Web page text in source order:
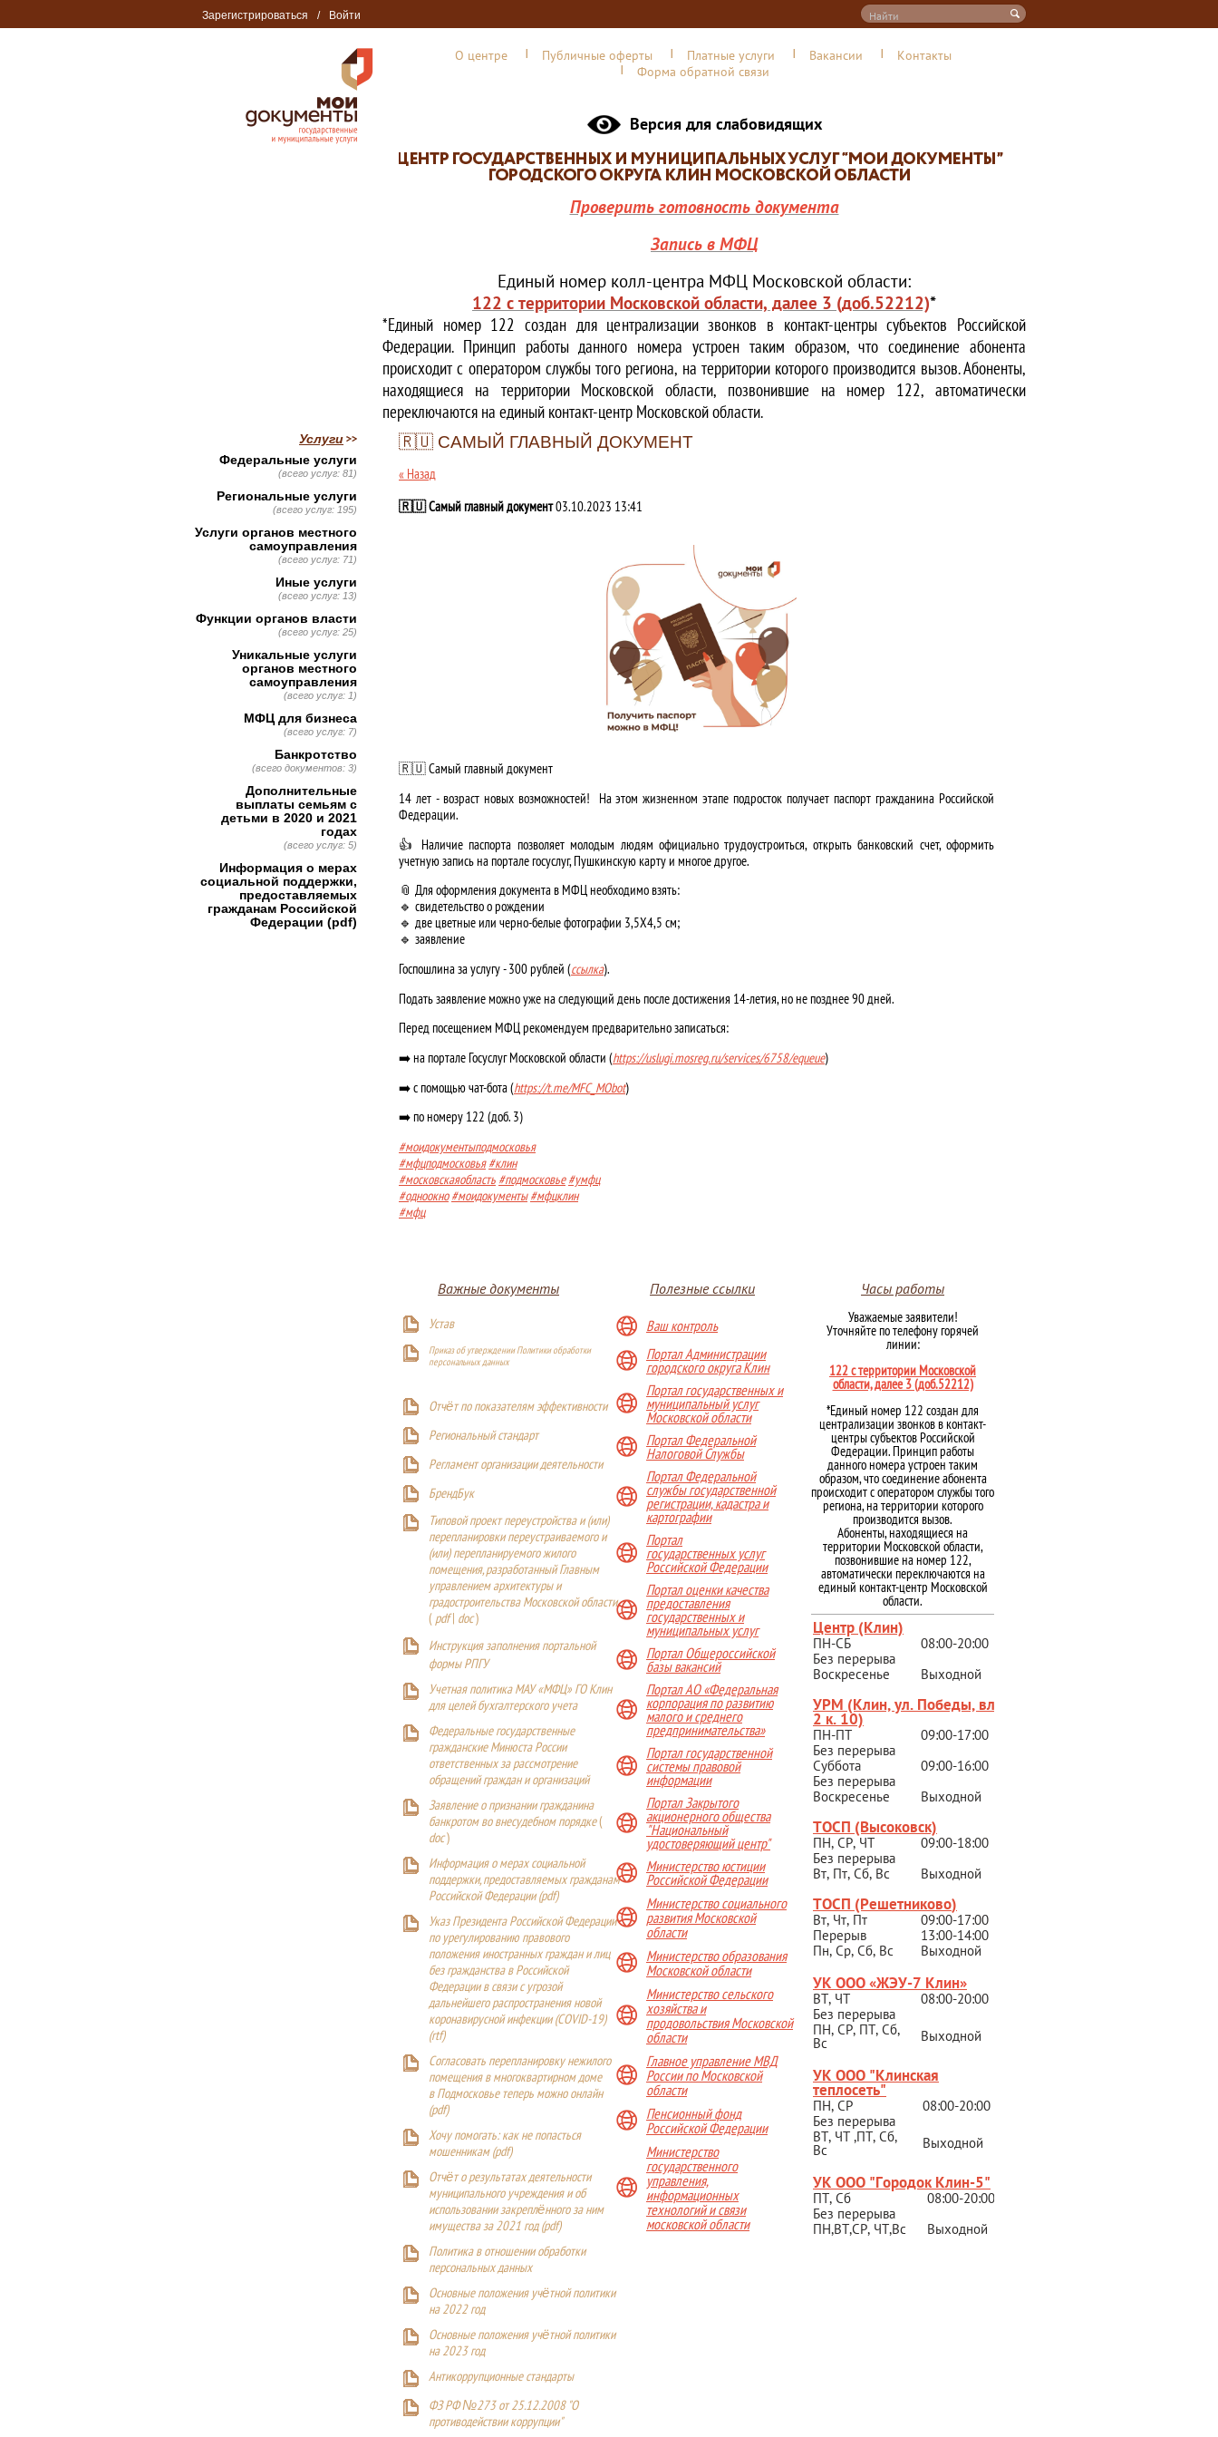
Зарегистрироваться / Войти
О центре Публичные оферты Платные услуги Вакансии
Контакты
Форма обратной связи
Версия для слабовидящих
Проверить готовность документа
Запись в МФЦ
Единый номер колл-центра МФЦ Московской области:
122 с территории Московской области, далее 3 (доб.52212)*
*Единый номер 122 создан для централизации звонков в контакт-центры субъектов Российской
Федерации. Принцип работы данного номера устроен таким образом, что соединение абонента
происходит с оператором службы того региона, на территории которого производится вызов. Абоненты,
находящиеся на территории Московской области, позвонившие на номер 122, автоматически
переключаются на единый контакт-центр Московской области.
🇷🇺 САМЫЙ ГЛАВНЫЙ ДОКУМЕНТ
« Назад
🇷🇺 Самый главный документ03.10.2023 13:41
🇷🇺 Самый главный документ
14 лет - возраст новых возможностей! На этом жизненном этапе подросток получает паспорт гражданина Российской
Федерации.
👍 Наличие паспорта позволяет молодым людям официально трудоустроиться, открыть банковский счет, оформить
учетную запись на портале госуслуг, Пушкинскую карту и многое другое.
📎 Для оформления документа в МФЦ необходимо взять:
🔹 свидетельство о рождении
🔹 две цветные или черно-белые фотографии 3,5Х4,5 см;
🔹 заявление
Госпошлина за услугу - 300 рублей (ссылка).
Подать заявление можно уже на следующий день после достижения 14-летия, но не позднее 90 дней.
Перед посещением МФЦ рекомендуем предварительно записаться:
➡️ на портале Госуслуг Московской области (https://uslugi.mosreg.ru/services/6758/equeue)
➡️ с помощью чат-бота (https://t.me/MFC_MObot)
➡️ по номеру 122 (доб. 3)
#моидокументыподмосковья
#мфцподмосковья #клин
#московскаяобласть #подмосковье #умфц
#одноокно #моидокументы #мфцклин
#мфц
Важные документы
Устав
Приказ об утверждении Политики обработки
персональных данных
Отчёт по показателям эффективности
Региональный стандарт
Регламент организации деятельности
БрендБук
Типовой проект переустройства и (или)
перепланировки переустраиваемого и
(или) перепланируемого жилого
помещения, разработанный Главным
управлением архитектуры и
градостроительства Московской области
( pdf| doc)
Инструкция заполнения портальной
формы РПГУ
Учетная политика МАУ «МФЦ» ГО Клин
для целей бухгалтерского учета
Федеральные государственные
гражданские Минюста России
ответственных за рассмотрение
обращений граждан и организаций
Заявление о признании гражданина
банкротом во внесудебном порядке(
doc)
Информация о мерах социальной
поддержки, предоставляемых гражданам
Российской Федерации (pdf)
Указ Президента Российской Федерации
по урегулированию правового
положения иностранных граждан и лиц
без гражданства в Российской
Федерации в связи с угрозой
дальнейшего распространения новой
коронавирусной инфекции (COVID-19)
(rtf)
Согласовать перепланировку нежилого
помещения в многоквартирном доме
в Подмосковье теперь можно онлайн
(pdf)
Хочу помогать: как не попасться
мошенникам (pdf)
Отчёт о результатах деятельности
муниципального учреждения и об
использовании закреплённого за ним
имущества за 2021 год (pdf)
Политика в отношении обработки
персональных данных
Основные положения учётной политики
на 2022 год
Основные положения учётной политики
на 2023 год
Антикоррупционные стандарты
ФЗ РФ №273 от 25.12.2008 "О
противодействии коррупции"
Полезные ссылки
Ваш контроль
Портал Администрации
городского округа Клин
Портал государственных и
муниципальный услуг
Московской области
Портал Федеральной
Налоговой Службы
Портал Федеральной
службы государственной
регистрации, кадастра и
картографии
Портал
государственных услуг
Российской Федерации
Портал оценки качества
предоставления
государственных и
муниципальных услуг
Портал Общероссийской
базы вакансий
Портал АО «Федеральная
корпорация по развитию
малого и среднего
предпринимательства»
Портал государственной
системы правовой
информации
Портал Закрытого
акционерного общества
"Национальный
удостоверяющий центр"
Министерство юстиции
Российской Федерации
Министерство социального
развития Московской
области
Министерство образования
Московской области
Министерство сельского
хозяйства и
продовольствия Московской
области
Главное управление МВД
России по Московской
области
Пенсионный фонд
Российской Федерации
Министерство
государственного
управления,
информационных
технологий и связи
московской области
Часы работы
Уважаемые заявители!
Уточняйте по телефону горячей
линии:
122 с территории Московской
области, далее 3 (доб.52212)
*Единый номер 122 создан для
централизации звонков в контакт-
центры субъектов Российской
Федерации. Принцип работы
данного номера устроен таким
образом, что соединение абонента
происходит с оператором службы того
региона, на территории которого
производится вызов.
Абоненты, находящиеся на
территории Московской области,
позвонившие на номер 122,
автоматически переключаются на
единый контакт-центр Московской
области.
Центр (Клин)
ПН-СБ
08:00-20:00
Без перерыва
Воскресенье
Выходной
УРМ (Клин, ул. Победы, вл.
2 к. 10)
ПН-ПТ
09:00-17:00
Без перерыва
Суббота
09:00-16:00
Без перерыва
Воскресенье
Выходной
ТОСП (Высоковск)
ПН, СР, ЧТ
09:00-18:00
Без перерыва
Вт, Пт, Сб, Вс
Выходной
ТОСП (Решетниково)
Вт, Чт, Пт
09:00-17:00
Перерыв
13:00-14:00
Пн, Ср, Сб, Вс
Выходной
УК ООО «ЖЭУ-7 Клин»
ВТ, ЧТ
08:00-20:00
Без перерыва
ПН, СР, ПТ, Сб,
Вс Выходной
УК ООО "Клинская
теплосеть"
ПН, СР
08:00-20:00
Без перерыва
ВТ, ЧТ ,ПТ, Сб,
Вс Выходной
УК ООО "Городок Клин-5"
ПТ, Сб
08:00-20:00
Без перерыва
ПН,ВТ,СР, ЧТ,Вс Выходной
Услуги
Федеральные услуги
(всего услуг: 81)
Региональные услуги
(всего услуг: 195)
Услуги органов местного
самоуправления
(всего услуг: 71)
Иные услуги
(всего услуг: 13)
Функции органов власти
(всего услуг: 25)
Уникальные услуги
органов местного
самоуправления
(всего услуг: 1)
МФЦ для бизнеса
(всего услуг: 7)
Банкротство
(всего документов: 3)
Дополнительные
выплаты семьям с
детьми в 2020 и 2021
годах
(всего услуг: 5)
Информация о мерах
социальной поддержки,
предоставляемых
гражданам Российской
Федерации (pdf)